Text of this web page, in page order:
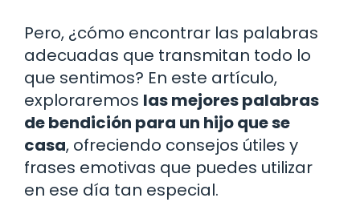
Pero, ¿cómo encontrar las palabras
adecuadas que transmitan todo lo
que sentimos? En este artículo,
exploraremos las mejores palabras
de bendición para un hijo que se
casa, ofreciendo consejos útiles y
frases emotivas que puedes utilizar
en ese día tan especial.